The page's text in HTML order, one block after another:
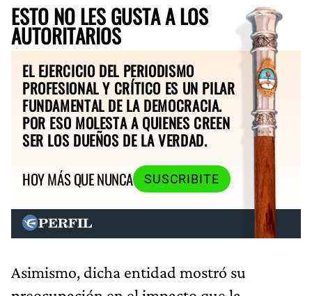
ESTO NO LES GUSTA A LOS
AUTORITARIOS
EL EJERCICIO DEL PERIODISMO
PROFESIONAL Y CRÍTICO ES UN PILAR
FUNDAMENTAL DE LA DEMOCRACIA.
POR ESO MOLESTA A QUIENES CREEN
SER LOS DUEÑOS DE LA VERDAD.
HOY MÁS QUE NUNCA
SUSCRIBITE
Asimismo, dicha entidad mostró su